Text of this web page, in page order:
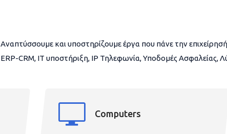
Αναπτύσσουμε και υποστηρίζουμε έργα που πάνε την
ERP-CRM, IT υποστήριξη, IP Τηλεφωνία, Υποδομές Ασφαλείας,
Computers